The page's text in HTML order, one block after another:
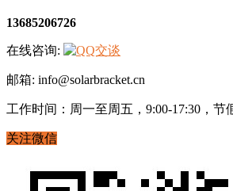
13685206726
在线咨询:
邮箱: info@solarbracket.cn
工作时间：周一至周五，9:00-17:30，节
关注微信